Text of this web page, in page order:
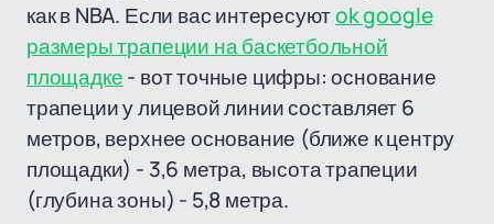
как в NBA. Если вас интересуютok google
размеры трапеции на баскетбольной
площадке- вот точные цифры: основание
трапеции у лицевой линии составляет 6
метров, верхнее основание (ближе к центру
площадки) - 3,6 метра, высота трапеции
(глубина зоны) - 5,8 метра.